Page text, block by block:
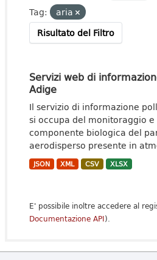
Tag:
aria
Risultato del Filtro
Servizi web di
Adige
Il servizio di informazione
si occupa del monitoraggio
componente biologica del
aerodisperso presente in
JSON XML CSV XLSX
E' possibile inoltre accedere al
Documentazione API).